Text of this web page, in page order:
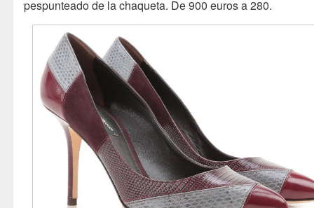
pespunteado de la chaqueta. De 900 euros a 280.